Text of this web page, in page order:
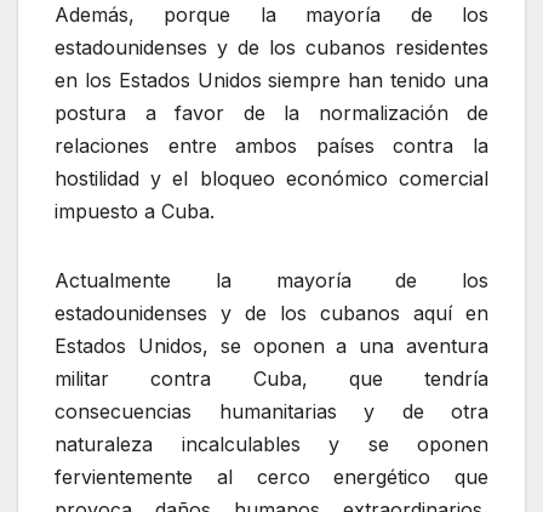
Además, porque la mayoría de los
estadounidenses y de los cubanos residentes
en los Estados Unidos siempre han tenido una
postura a favor de la normalización de
relaciones entre ambos países contra la
hostilidad y el bloqueo económico comercial
impuesto a Cuba.
Actualmente la mayoría de los
estadounidenses y de los cubanos aquí en
Estados Unidos, se oponen a una aventura
militar contra Cuba, que tendría
consecuencias humanitarias y de otra
naturaleza incalculables y se oponen
fervientemente al cerco energético que